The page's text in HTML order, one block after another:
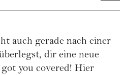
auch gerade nach einer
dir eine neue
you covered! Hier